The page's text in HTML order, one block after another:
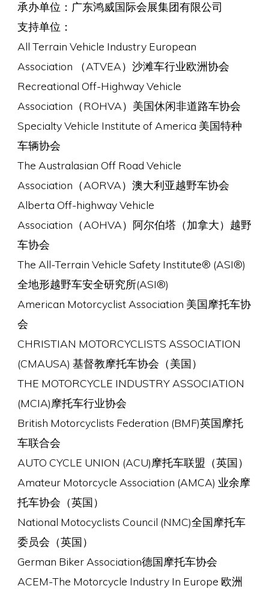
承办单位：广东鸿威国际会展集团有限公司
支持单位：
All Terrain Vehicle Industry European
Association （ATVEA）沙滩车行业欧洲协会
Recreational Off-Highway Vehicle
Association（ROHVA）美国休闲非道路车协会
Specialty Vehicle Institute of America 美国特种
车辆协会
The Australasian Off Road Vehicle
Association（AORVA）澳大利亚越野车协会
Alberta Off-highway Vehicle
Association（AOHVA）阿尔伯塔（加拿大）越野
车协会
The All-Terrain Vehicle Safety Institute® (ASI®)
全地形越野车安全研究所(ASI®)
American Motorcyclist Association 美国摩托车协
会
CHRISTIAN MOTORCYCLISTS ASSOCIATION
(CMAUSA) 基督教摩托车协会（美国）
THE MOTORCYCLE INDUSTRY ASSOCIATION
(MCIA)摩托车行业协会
British Motorcyclists Federation (BMF)英国摩托
车联合会
AUTO CYCLE UNION (ACU)摩托车联盟（英国）
Amateur Motorcycle Association (AMCA) 业余摩
托车协会（英国）
National Motocyclists Council (NMC)全国摩托车
委员会（英国）
German Biker Association德国摩托车协会
ACEM-The Motorcycle Industry In Europe 欧洲